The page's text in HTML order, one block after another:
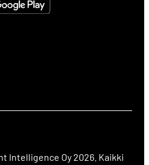
Intelligence Oy 2026. Kaikki